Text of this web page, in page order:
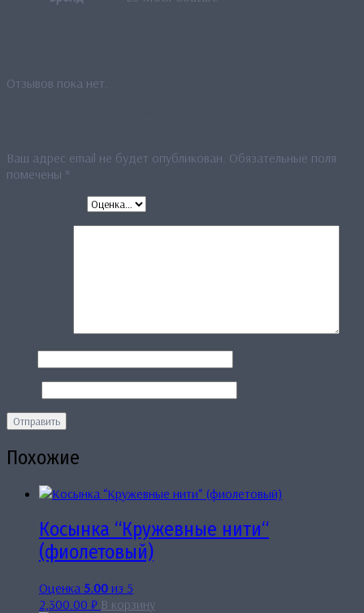
Отзывов пока нет.
Ваш адрес email не будет опубликован. Обязательные поля
помечены *
Похожие
Косынка “Кружевные нити“
(фиолетовый)
Оценка 5.00 из 5
2,300.00 ₽ В корзину